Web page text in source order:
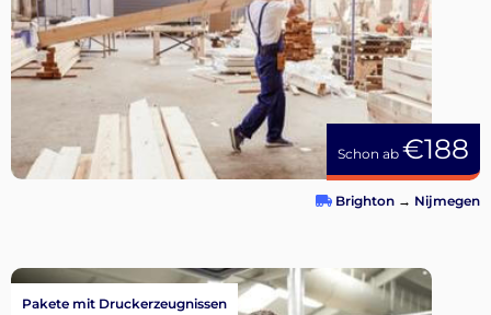
Schon ab €188
Brighton → Nijmegen
Pakete mit Druckerzeugnissen